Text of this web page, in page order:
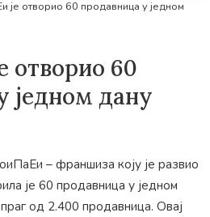
је отворио 60 продавница у једном
отворио 60
једном дану
– франшиза коју је развио
је 60 продавница у једном
од 2.400 продавница. Овај